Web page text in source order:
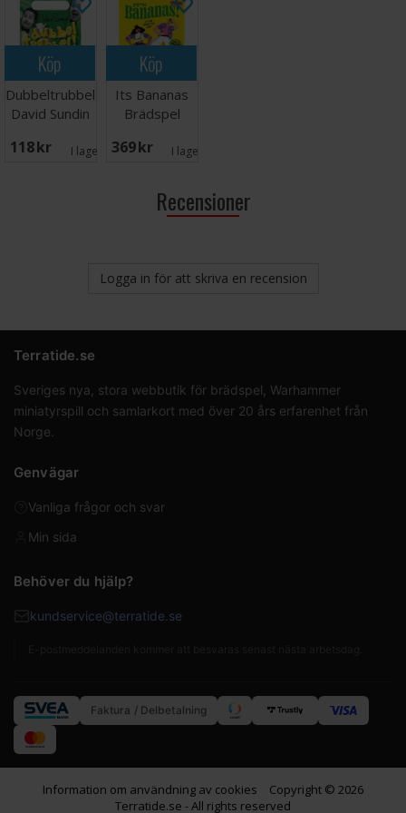
Köp
Dubbeltrubbel
David Sundin
118 SEK I lager: 6
Köp
Its Bananas
Brädspel
369 SEK I lager:
Recensioner
Logga in för att skriva en recension
Terratide.se
Sveriges nya, stora webbutik för brädspel, Warhammer
miniatyrspill och samlarkort med över 20 års erfarenhet från
Norge.
Genvägar
Vanliga frågor och svar
Min sida
Behöver du hjälp?
kundservice@terratide.se
Faktura / Delbetalning
Information om användning av cookies
Copyright © 2026
Terratide.se - All rights reserved